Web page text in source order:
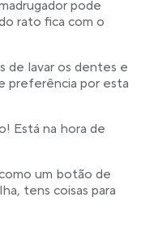
pode
rato fica com o
de lavar os dentes e
preferência por esta
Está na hora de
um botão de
tens coisas para